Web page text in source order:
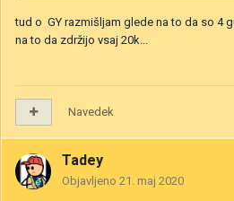
tud o GY razmišljam glede na to da so 4
na to da zdržijo vsaj 20k...
Navedek
Tadey
Objavljeno 21. maj 2020